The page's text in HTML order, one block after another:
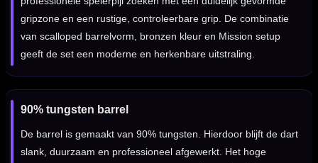
gripzone en een rustige, controleerbare grip. De combinatie
van scalloped barrelvorm, bronzen kleur en Mission setup
geeft de set een moderne en herkenbare uitstraling.
90% tungsten barrel
De barrel is gemaakt van 90% tungsten. Hierdoor blijft de dart
slank, duurzaam en professioneel afgewerkt. Het hoge